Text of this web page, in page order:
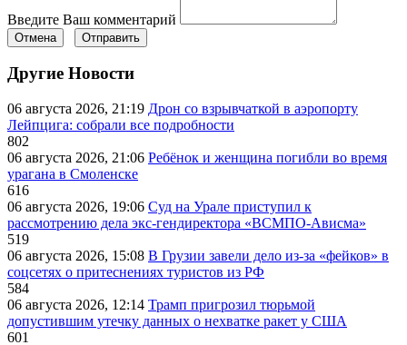
Введите Ваш комментарий
Отмена Отправить
Другие Новости
06 августа 2026, 21:19 Дрон со взрывчаткой в аэропорту
Лейпцига: собрали все подробности
802
06 августа 2026, 21:06 Ребёнок и женщина погибли во время
урагана в Смоленске
616
06 августа 2026, 19:06 Суд на Урале приступил к
рассмотрению дела экс-гендиректора «ВСМПО-Ависма»
519
06 августа 2026, 15:08 В Грузии завели дело из-за «фейков» в
соцсетях о притеснениях туристов из РФ
584
06 августа 2026, 12:14 Трамп пригрозил тюрьмой
допустившим утечку данных о нехватке ракет у США
601